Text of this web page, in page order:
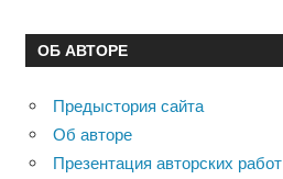
ОБ АВТОРЕ
Предыстория сайта
Об авторе
Презентация авторских работ